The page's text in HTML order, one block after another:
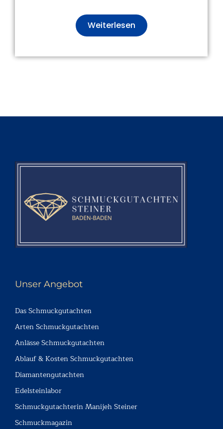
Weiterlesen
Unser Angebot
Das Schmuckgutachten
Arten Schmuckgutachten
Anlässe Schmuckgutachten
Ablauf & Kosten Schmuckgutachten
Diamantengutachten
Edelsteinlabor
Schmuckgutachterin Manijeh Steiner
Schmuckmagazin